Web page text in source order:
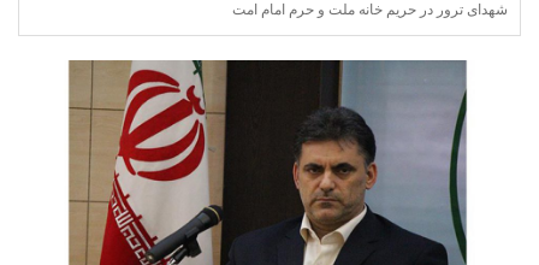
شهدای ترور در حریم خانه ملت و حرم امام امت